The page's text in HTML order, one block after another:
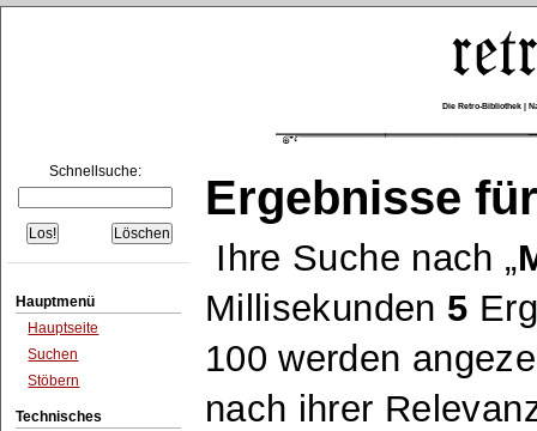
Die Retro-Bibliothek |
Schnellsuche:
Hauptmenü
Hauptseite
Suchen
Stöbern
Technisches
Ergebnisse
Ihre Suche nach
Millisekunden 5
100 werden
nach ihrer